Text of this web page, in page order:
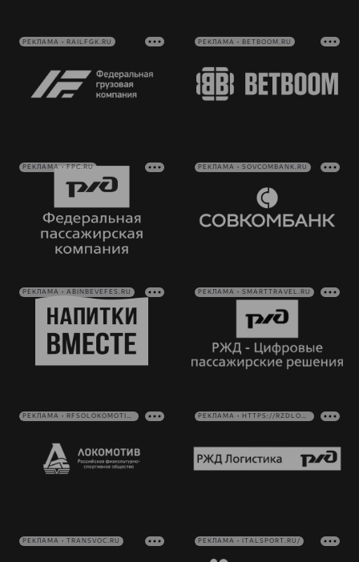
РЕКЛАМА • RAILFGK.RU РЕКЛАМА • BETBOOM.RU
РЕКЛАМА • FPC.RU РЕКЛАМА • SOVCOMBANK.RU
РЕКЛАМА • ABINBEVEFES.RU РЕКЛАМА • SMARTTRAVEL.RU
РЕКЛАМА • RFSOLOKOMOTIV.RU РЕКЛАМА • HTTPS://RZDLOG.RU/
РЕКЛАМА • TRANSVOC.RU РЕКЛАМА • ITALSPORT.RU/